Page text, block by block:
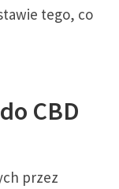
tego, co
CBD
przez